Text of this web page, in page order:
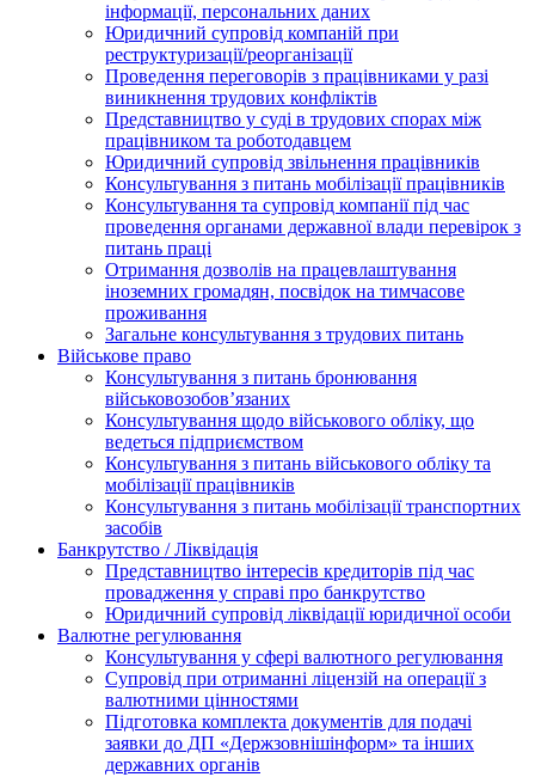
інформації, персональних даних
Юридичний супровід компаній при
реструктуризації/реорганізації
Проведення переговорів з працівниками у разі
виникнення трудових конфліктів
Представництво у суді в трудових спорах між
працівником та роботодавцем
Юридичний супровід звільнення працівників
Консультування з питань мобілізації працівників
Консультування та супровід компанії під час
проведення органами державної влади перевірок з
питань праці
Отримання дозволів на працевлаштування
іноземних громадян, посвідок на тимчасове
проживання
Загальне консультування з трудових питань
Військове право
Консультування з питань бронювання
військовозобов’язаних
Консультування щодо військового обліку, що
ведеться підприємством
Консультування з питань військового обліку та
мобілізації працівників
Консультування з питань мобілізації транспортних
засобів
Банкрутство / Ліквідація
Представництво інтересів кредиторів під час
провадження у справі про банкрутство
Юридичний супровід ліквідації юридичної особи
Валютне регулювання
Консультування у сфері валютного регулювання
Супровід при отриманні ліцензій на операції з
валютними цінностями
Підготовка комплекта документів для подачі
заявки до ДП «Держзовнішінформ» та інших
державних органів